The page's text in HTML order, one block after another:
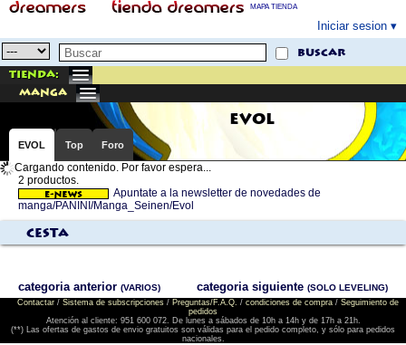
MAPA TIENDA
Iniciar sesion
buscar
Tienda:
manga
EVOL
EVOL Top Foro
Cargando contenido. Por favor espera...
2 productos.
Apuntate a la newsletter de novedades de
manga/PANINI/Manga_Seinen/Evol
Cesta
categoria anterior (VARIOS) categoria siguiente (SOLO LEVELING)
Contactar/ Sistema de subscripciones/ Preguntas/F.A.Q. / condiciones de compra/ Seguimiento de
pedidos
Atención al cliente: 951 600 072. De lunes a sábados de 10h a 14h y de 17h a 21h.
(**) Las ofertas de gastos de envio gratuitos son válidas para el pedido completo, y sólo para pedidos
nacionales.